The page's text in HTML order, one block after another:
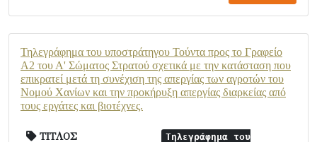
Τηλεγράφημα του υποστράτηγου Τούντα προς το Γραφείο
Α2 του Α' Σώματος Στρατού σχετικά με την κατάσταση που
επικρατεί μετά τη συνέχιση της απεργίας των αγροτών του
Νομού Χανίων και την προκήρυξη απεργίας διαρκείας από
τους εργάτες και βιοτέχνες.
ΤΙΤΛΟΣ
Τηλεγράφημα του